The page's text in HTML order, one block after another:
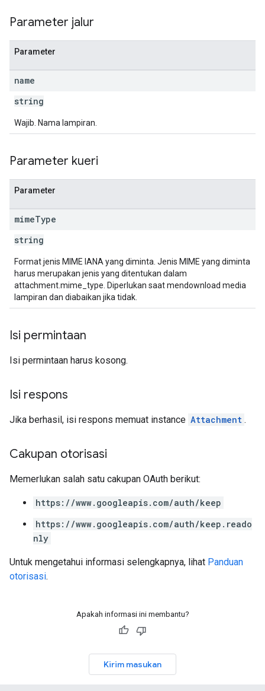
Parameter jalur
Parameter
name
string
Wajib. Nama lampiran.
Parameter kueri
Parameter
mimeType
string
Format jenis MIME IANA yang diminta. Jenis MIME yang diminta
harus merupakan jenis yang ditentukan dalam
attachment.mime_type. Diperlukan saat mendownload media
lampiran dan diabaikan jika tidak.
Isi permintaan
Isi permintaan harus kosong.
Isi respons
Jika berhasil, isi respons memuat instance Attachment .
Cakupan otorisasi
Memerlukan salah satu cakupan OAuth berikut:
https://www.googleapis.com/auth/keep
https://www.googleapis.com/auth/keep.reado
nly
Untuk mengetahui informasi selengkapnya, lihat Panduan
otorisasi.
Apakah informasi ini membantu?
Kirim masukan